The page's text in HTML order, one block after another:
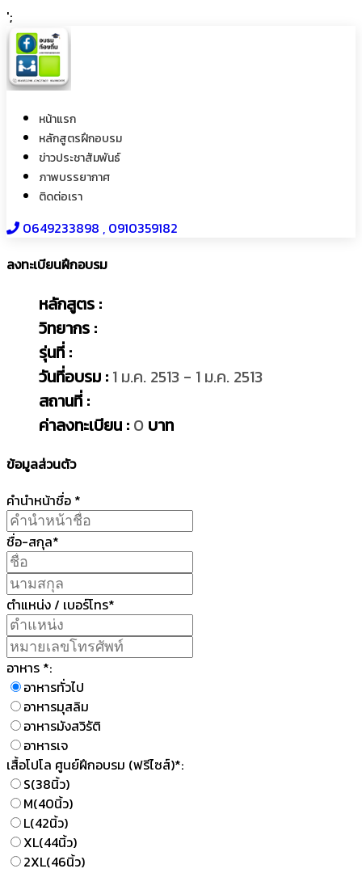
';
หน้าแรก
หลักสูตรฝึกอบรม
ข่าวประชาสัมพันธ์
ภาพบรรยากาศ
ติดต่อเรา
0649233898​ , 0910359182
ลงทะเบียนฝึกอบรม
หลักสูตร :
วิทยากร :
รุ่นที่ :
วันที่อบรม : 1 ม.ค. 2513 - 1 ม.ค. 2513
สถานที่ :
ค่าลงทะเบียน : 0 บาท
ข้อมูลส่วนตัว
คำนำหน้าชื่อ *
ชื่อ-สกุล*
ตำแหน่ง / เบอร์โทร*
อาหาร *:
อาหารทั่วไป
อาหารมุสลิม
อาหารมังสวิรัติ
อาหารเจ
เสื้อโปโล ศูนย์ฝึกอบรม (ฟรีไซส์)*:
S(38นิ้ว)
M(40นิ้ว)
L(42นิ้ว)
XL(44นิ้ว)
2XL(46นิ้ว)